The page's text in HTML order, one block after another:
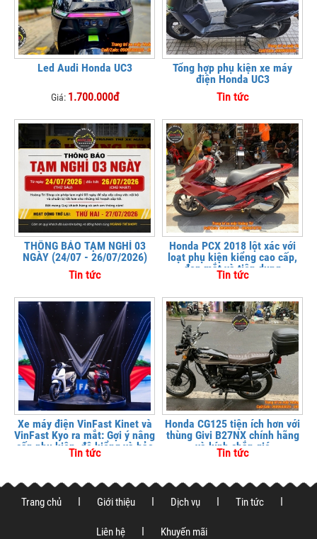
Led Audi Honda UC3
Giá: 1.700.000đ
Tổng hợp phụ kiện xe máy
điện Honda UC3
Tin tức
THÔNG BÁO TẠM NGHỈ 03
NGÀY (24/07 - 26/07/2026)
Tin tức
Honda PCX 2018 lột xác với
loạt phụ kiện kiểng cao cấp,
đẹp mắt và tiện dụng
Tin tức
Xe máy điện VinFast Kinet và
VinFast Kyo ra mắt: Gợi ý nâng
cấp phụ kiện, độ kiểng và bảo
vệ xe tại
Tin tức
Honda CG125 tiện ích hơn với
thùng Givi B27NX chính hãng
và kính chắn gió
Tin tức
Trang chủ Giới thiệu Dịch vụ Tin tức
Liên hệ Khuyến mãi